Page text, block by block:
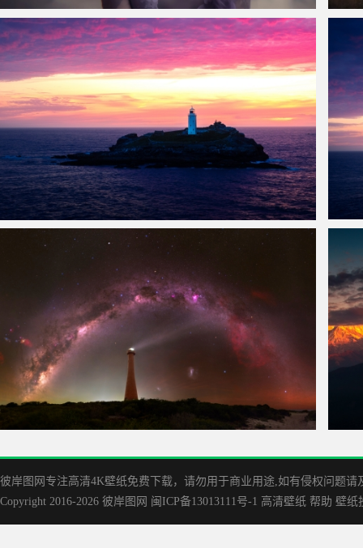
仙侠凌仙 紫色长卷发美女 古风古典 4K壁纸
岛屿灯塔 粉色云彩 晚霞带鱼屏风景壁纸3440x1440
纸
3840x2160
彼岸图网专注高清4K壁纸免费下载，请勿用于商业用途,如有侵权问题
Copyright 2016-2026 彼岸图网 闽ICP备13013111号-1 高清壁纸 帮助 壁纸